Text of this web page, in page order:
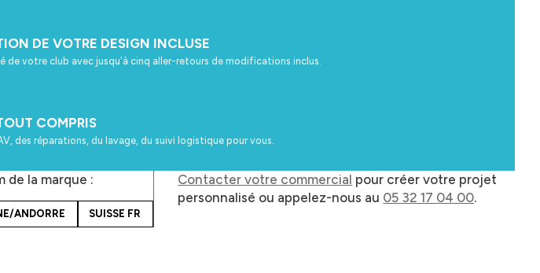
DE VOTRE DESIGN INCLUSE
de votre club avec jusqu'à cinq aller-retours de modifications inclus.
COMPRIS
des réparations, du lavage, du suivi logistique pour vous.
de la marque :
ANDORRE SUISSE FR
Contacter votre commercial pour créer votre projet
personnalisé ou appelez-nous au 05 32 17 04 00.